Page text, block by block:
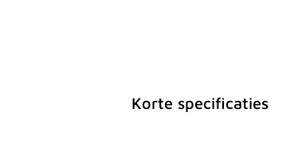
Korte specificaties